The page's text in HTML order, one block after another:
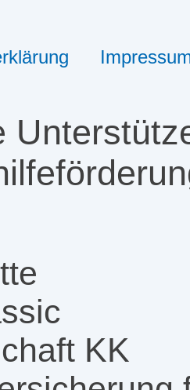
KK